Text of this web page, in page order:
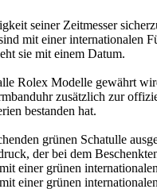
seiner Zeitmesser
mit einer internationalen
sie mit einem Datum.
Rolex Modelle gewährt
zusätzlich zur
bestanden hat.
grünen Schatulle
der bei dem